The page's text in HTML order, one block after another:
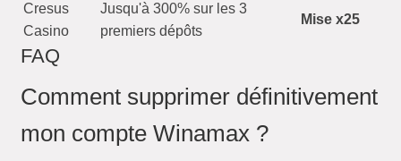
Cresus
Casino
Jusqu'à 300% sur les 3
premiers dépôts
Mise x25
FAQ
Comment supprimer définitivement
mon compte Winamax ?